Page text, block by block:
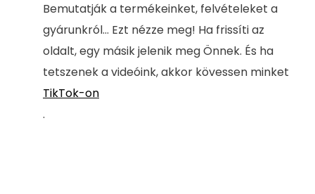
Bemutatják a termékeinket, felvételeket a
gyárunkról... Ezt nézze meg! Ha frissíti az
oldalt, egy másik jelenik meg Önnek. És ha
tetszenek a videóink, akkor kövessen minket
TikTok-on
.